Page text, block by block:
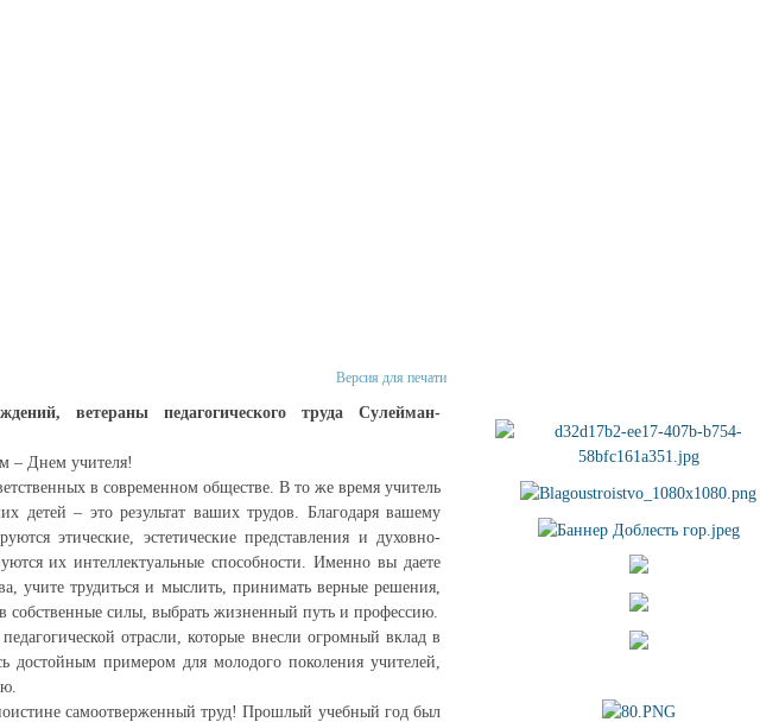
Версия для печати
ветераны педагогического труда Сулейман-
– Днем учителя!
в современном обществе. В то же время учитель
детей – это результат ваших трудов. Благодаря вашему
этические, эстетические представления и духовно-
их интеллектуальные способности. Именно вы даете
учите трудиться и мыслить, принимать верные решения,
собственные силы, выбрать жизненный путь и профессию.
отрасли, которые внесли огромный вклад в
достойным примером для молодого поколения учителей,
самоотверженный труд! Прошлый учебный год был